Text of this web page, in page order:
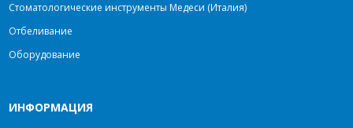
Стоматологические инструменты Медеси (Италия)
Отбеливание
Оборудование
ИНФОРМАЦИЯ